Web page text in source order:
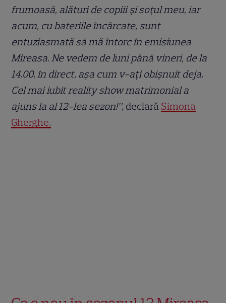
frumoasă, alături de copiii și soțul meu, iar
acum, cu bateriile încărcate, sunt
entuziasmată să mă întorc în emisiunea
Mireasa. Ne vedem de luni până vineri, de la
14.00, în direct, așa cum v-ați obișnuit deja.
Cel mai iubit reality show matrimonial a
ajuns la al 12-lea sezon!”, declară Simona
Gherghe.